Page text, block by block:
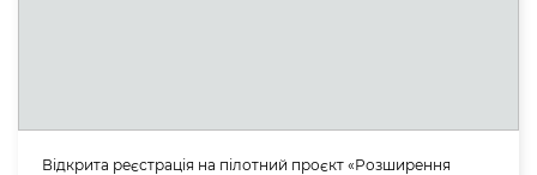
Відкрита реєстрація на пілотний проєкт «Розширення